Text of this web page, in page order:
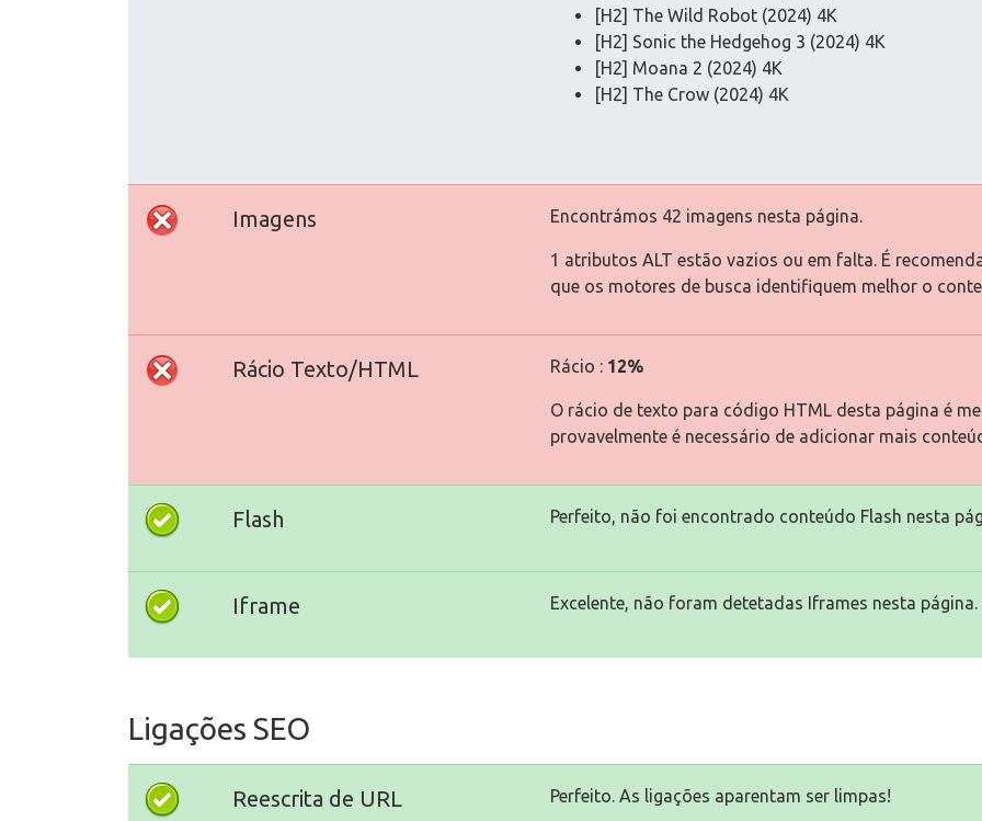
[H2] The Wild Robot (2024) 4K
[H2] Sonic the Hedgehog 3 (2024) 4K
[H2] Moana 2 (2024) 4K
[H2] The Crow (2024) 4K
Imagens Encontrámos 42 imagens nesta página.
1 atributos ALT estão vazios ou em falta. É
que os motores de busca identifiquem melhor o
Rácio Texto/HTML Rácio : 12%
O rácio de texto para código HTML desta página é
provavelmente é necessário de adicionar mais
Flash Perfeito, não foi encontrado conteúdo Flash nesta
Iframe Excelente, não foram detetadas Iframes nesta página.
Ligações SEO
Reescrita de URL Perfeito. As ligações aparentam ser limpas!